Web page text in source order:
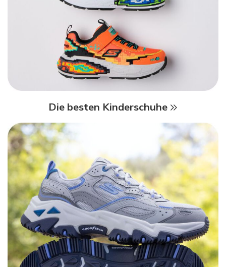
Die besten Kinderschuhe